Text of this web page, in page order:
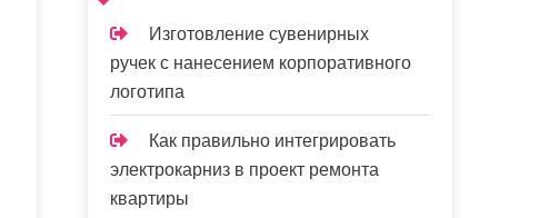
Изготовление сувенирных
ручек с нанесением корпоративного
логотипа
Как правильно интегрировать
электрокарниз в проект ремонта
квартиры